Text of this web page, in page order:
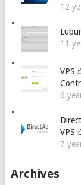
12
11
VPS
6
7
Archives